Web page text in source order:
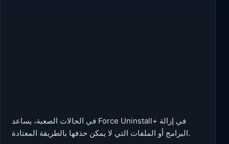
في الحالات الصعبة، يساعد Force Uninstall+ في إزالة
البرامج أو الملفات التي لا يمكن حذفها بالطريقة المعتادة.